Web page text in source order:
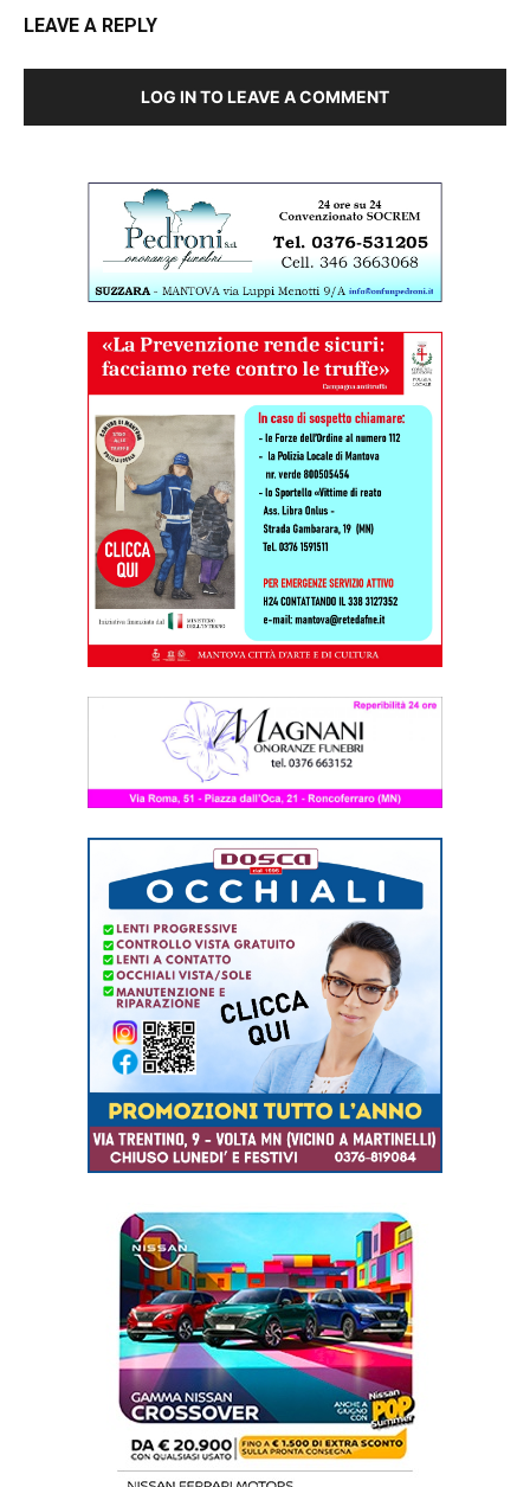
LEAVE A REPLY
LOG IN TO LEAVE A COMMENT